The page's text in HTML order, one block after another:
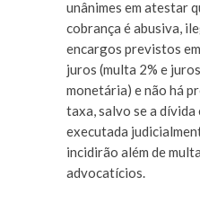
unânimes em atestar
cobrança é abusiva,
encargos previstos
juros (multa 2% e
monetária) e não há
taxa, salvo se a
executada
incidirão além de
advocatícios.